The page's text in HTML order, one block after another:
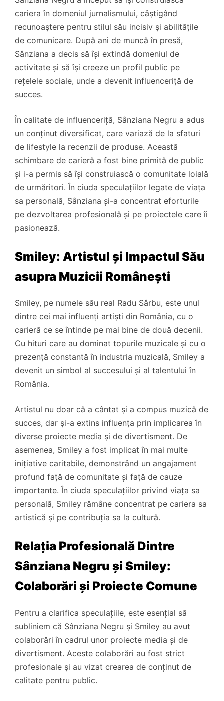
cariera în domeniul jurnalismului, câștigând
recunoaștere pentru stilul său incisiv și abilitățile
de comunicare. După ani de muncă în presă,
Sânziana a decis să își extindă domeniul de
activitate și să își creeze un profil public pe
rețelele sociale, unde a devenit influenceriță de
succes.
În calitate de influenceriță, Sânziana Negru a adus
un conținut diversificat, care variază de la sfaturi
de lifestyle la recenzii de produse. Această
schimbare de carieră a fost bine primită de public
și i-a permis să își construiască o comunitate loială
de urmăritori. În ciuda speculațiilor legate de viața
sa personală, Sânziana și-a concentrat eforturile
pe dezvoltarea profesională și pe proiectele care îi
pasionează.
Smiley: Artistul și Impactul Său
asupra Muzicii Românești
Smiley, pe numele său real Radu Sârbu, este unul
dintre cei mai influenți artiști din România, cu o
carieră ce se întinde pe mai bine de două decenii.
Cu hituri care au dominat topurile muzicale și cu o
prezență constantă în industria muzicală, Smiley a
devenit un simbol al succesului și al talentului în
România.
Artistul nu doar că a cântat și a compus muzică de
succes, dar și-a extins influența prin implicarea în
diverse proiecte media și de divertisment. De
asemenea, Smiley a fost implicat în mai multe
inițiative caritabile, demonstrând un angajament
profund față de comunitate și față de cauze
importante. În ciuda speculațiilor privind viața sa
personală, Smiley rămâne concentrat pe cariera sa
artistică și pe contribuția sa la cultură.
Relația Profesională Dintre
Sânziana Negru și Smiley:
Colaborări și Proiecte Comune
Pentru a clarifica speculațiile, este esențial să
subliniem că Sânziana Negru și Smiley au avut
colaborări în cadrul unor proiecte media și de
divertisment. Aceste colaborări au fost strict
profesionale și au vizat crearea de conținut de
calitate pentru public.